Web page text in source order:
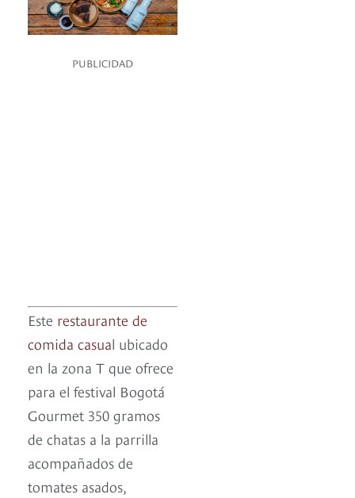
PUBLICIDAD
Este restaurante de
comida casual ubicado
en la zona T que ofrece
para el festival Bogotá
Gourmet 350 gramos
de chatas a la parrilla
acompañados de
tomates asados,